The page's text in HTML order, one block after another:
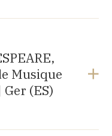
Musique
(ES)